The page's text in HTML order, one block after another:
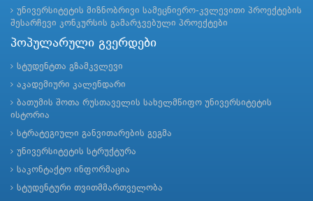
უნივერსიტეტის მიზნობრივი სამეცნიერო-კვლევითი პროექტების
შესარჩევი კონკურსის გამარჯვებული პროექტები
პოპულარული გვერდები
სტუდენტთა გზამკვლევი
აკადემიური კალენდარი
ბათუმის შოთა რუსთაველის სახელმწიფო უნივერსიტეტის
ისტორია
სტრატეგიული განვითარების გეგმა
უნივერსიტეტის სტრუქტურა
საკონტაქტო ინფორმაცია
სტუდენტური თვითმმართველობა